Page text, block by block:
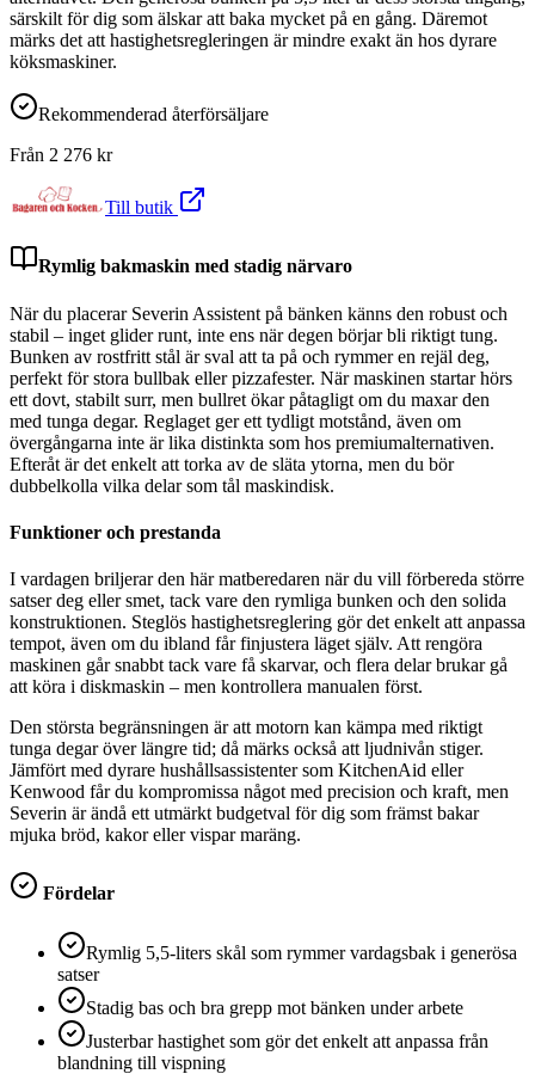
särskilt för dig som älskar att baka mycket på en gång. Däremot
märks det att hastighetsregleringen är mindre exakt än hos dyrare
köksmaskiner.
Rekommenderad återförsäljare
Från 2 276 kr
Till butik
Rymlig bakmaskin med stadig närvaro
När du placerar Severin Assistent på bänken känns den robust och
stabil – inget glider runt, inte ens när degen börjar bli riktigt tung.
Bunken av rostfritt stål är sval att ta på och rymmer en rejäl deg,
perfekt för stora bullbak eller pizzafester. När maskinen startar hörs
ett dovt, stabilt surr, men bullret ökar påtagligt om du maxar den
med tunga degar. Reglaget ger ett tydligt motstånd, även om
övergångarna inte är lika distinkta som hos premiumalternativen.
Efteråt är det enkelt att torka av de släta ytorna, men du bör
dubbelkolla vilka delar som tål maskindisk.
Funktioner och prestanda
I vardagen briljerar den här matberedaren när du vill förbereda större
satser deg eller smet, tack vare den rymliga bunken och den solida
konstruktionen. Steglös hastighetsreglering gör det enkelt att anpassa
tempot, även om du ibland får finjustera läget själv. Att rengöra
maskinen går snabbt tack vare få skarvar, och flera delar brukar gå
att köra i diskmaskin – men kontrollera manualen först.
Den största begränsningen är att motorn kan kämpa med riktigt
tunga degar över längre tid; då märks också att ljudnivån stiger.
Jämfört med dyrare hushållsassistenter som KitchenAid eller
Kenwood får du kompromissa något med precision och kraft, men
Severin är ändå ett utmärkt budgetval för dig som främst bakar
mjuka bröd, kakor eller vispar maräng.
Fördelar
Rymlig 5,5-liters skål som rymmer vardagsbak i generösa
satser
Stadig bas och bra grepp mot bänken under arbete
Justerbar hastighet som gör det enkelt att anpassa från
blandning till vispning